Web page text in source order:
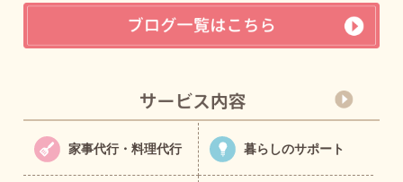
家事代行・料理代行 暮らしのサポート